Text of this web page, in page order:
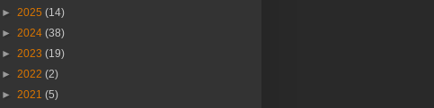
► 2025 (14)
► 2024 (38)
► 2023 (19)
► 2022 (2)
► 2021 (5)